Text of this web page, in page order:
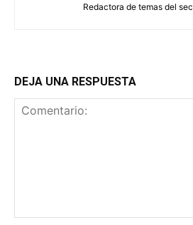
Redactora de temas del
DEJA UNA RESPUESTA